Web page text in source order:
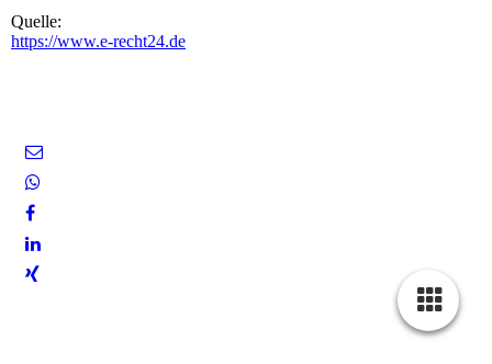
Quelle:
https://www.e-recht24.de